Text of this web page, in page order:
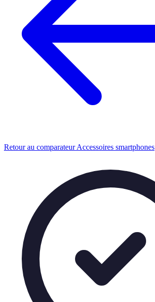
Retour au comparateur Accessoires smartphones